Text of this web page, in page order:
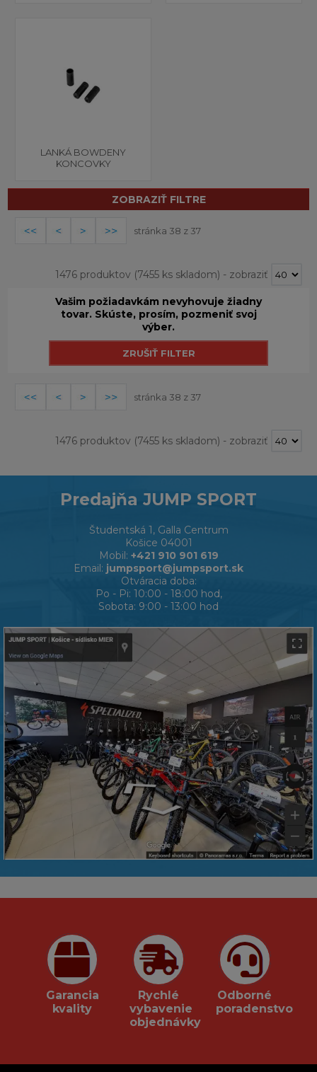
LANKÁ BOWDENY
KONCOVKY
ZOBRAZIŤ FILTRE
stránka 38 z 37
1476 produktov(7455 ks skladom) - zobraziť
Vašim požiadavkám nevyhovuje žiadny
tovar. Skúste, prosím, pozmeniť svoj
výber.
stránka 38 z 37
1476 produktov(7455 ks skladom) - zobraziť
Predajňa JUMP SPORT
Študentská 1, Galla Centrum
Košice 04001
Mobil: +421 910 901 619
Email: jumpsport@jumpsport.sk
Otváracia doba:
Po - Pi: 10:00 - 18:00 hod,
Sobota: 9:00 - 13:00 hod
Garancia
kvality
Rychlé
vybavenie
objednávky
Odborné
poradenstvo